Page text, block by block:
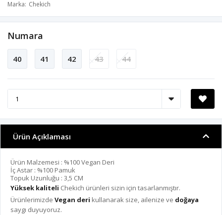
Marka Chekich
Numara
40 41 42 43 44
Ürün Açıklaması
Ürün Malzemesi : %100 Vegan Deri
İç Astar : %100 Pamuk
Topuk Uzunluğu : 3,5 CM
Yüksek kaliteli Chekich ürünleri sizin için tasarlanmıştır.
Ürünlerimizde Vegan deri kullanarak size, ailenize ve doğaya
saygı duyuyoruz.